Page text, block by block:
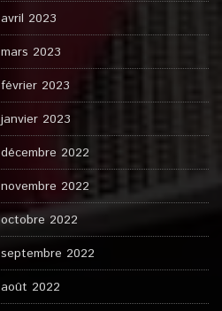
avril 2023
mars 2023
février 2023
janvier 2023
décembre 2022
novembre 2022
octobre 2022
septembre 2022
août 2022